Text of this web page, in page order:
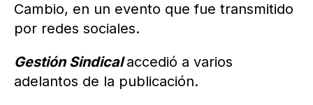
Cambio, en un evento que fue transmitido
por redes sociales.
Gestión Sindicalaccedió a varios
adelantos de la publicación.